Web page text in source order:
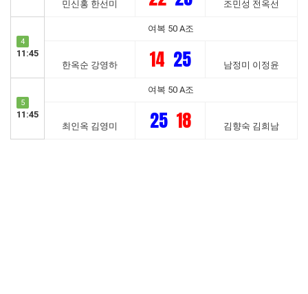
민신홍 한선미 조민성 전옥선
4
11:45
여복 50 A조
한옥순 강영하 14 25 남정미 이정윤
5
11:45
여복 50 A조
최인옥 김영미 25 18 김향숙 김희남